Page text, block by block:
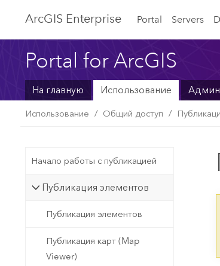
ArcGIS Enterprise Portal Servers
Portal for ArcGIS
На главную Использование
Использование Общий доступ
Начало работы с публикацией
Публикация элементов
Публикация элементов
Публикация карт (Map
Viewer)